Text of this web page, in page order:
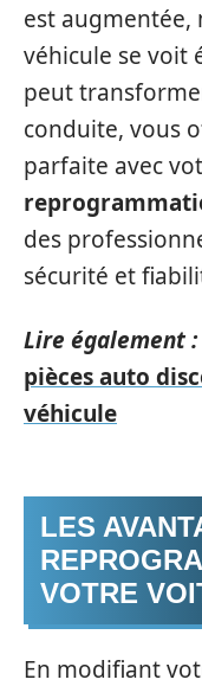
est augmentée,
véhicule se voit
peut
conduite, vous
parfaite avec
des
sécurité et
Lire également :
pièces auto
véhicule
LES
VOTRE
En modifiant